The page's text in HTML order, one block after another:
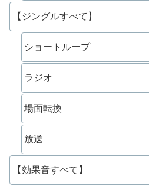
【ジングルすべて】
ショートループ
ラジオ
場面転換
放送
【効果音すべて】